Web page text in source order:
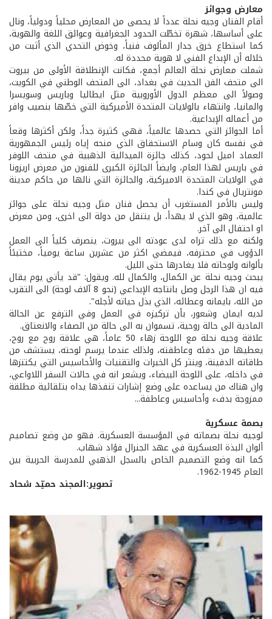
معارض وجوائز
أقام الفنان وجيه نحلة عدداً لا يحصى من المعارض محلياً ودولياً، ونال
على أساسها، شهرة تخطّت الحدود الجغرافية وعوائق اللغة والهوية،
كما استطاع خرق جدار المألوف فنياً، وخوض التحدي الذي أثبت من
خلاله أن الإبداع الفني لا هوية محددة له.
شملت معارض نحلة العالم أجمع، فكانت الإنطلاقة الأولى من بيروت
الى متحف الفن الحديث في بغداد، الى المتحف الوطني في الكويت،
وصولاً الى معظم الدول الأوروبية مثل ايطاليا وباريس وسويسرا
والمانيا، وانتهاء بالولايات المتحدة الأميركية التي خصّها بنصيب وافر
من أعماله الإبداعية.
أما الجوائز التي حصدها عالمياً، فهي كثيرة جداً، ولكن أكثرها وقعاً
في نفسه كان وسام الاستحقاق الذي منحه إياه رئيس الجمهورية
العماد اميل لحود، كذلك جائزة الميدالية الذهبية في متحف اللوفر
في باريس لهذا العام، وايضاً الجائزة الكبرى للفنون من معرض اريزونا
في الولايات المتحدة الاميركية، والجائزة التي نالها من حاكم مدينة
مونتريال في كندا.
وليس بالأمر المستغرب أن يحصل فنان مثل وجيه نحلة على جوائز
عالمية، وهو الذي لا يهدأ، بل يتنقل من دولة الى اخرى، ومن معرض
او احتفال الى آخر.
ولكنه مع ذلك تراه لدى عودته الى بيروت، ينصرف كلياً الى العمل
الدؤوب في محترفه، فيمضي اكثر من عشرين ساعة يومياً، مختبئاً
بألوانه ولوحاته فلا يغادرها حتى الليل.
يبحث وجيه نحلة عن الكمال، والكمال لله. ويقول: "قد يأتي يوم يقال
فيه ان هذا الرجل وصل بانتاجه الإبداعي (نحو 8 آلاف لوحة) الى التقرب
من الله، بايمانه وعطائه، الذي بذل حياته لأجله".
لديه ايمان وشعور، بأن تركيزه في العمل وفي الترفع عن الحالة
المادية الى حالة روحية، تسموان به الى حالة من الصفاء والانعتاق.
علاقة وجيه نحلة مع اللوحة زهاء 50 عاماً، هي علاقة روح مع روح،
يعطيها من دفئه وعاطفته، ولذلك عندما يرسم لوحته، يستشف من
طاقاته الدفينة، وينثر كل الخبرات والتقنيات والأحاسيس التي يكتنزها
في داخله، على اللوحة البيضاء، ويشعر انه في حالات السفر اللاواعي،
وان هناك من يساعده على وضع إشارات تنفذها يداه بتلقائية مطلقة
ممزوجة بدفء وأحاسيس وعاطفة...
بصمة عسكرية
لوجيه نحلة بصماته في المؤسسة العسكرية. فهو من وضع تصاميم
ألوان البذة العسكرية في عهد الجنرال فؤاد شهاب.
كما انه وضع التصميم الخاص بالسجل الذهبي للمدرسة الحربية بين
العام 1945-1962.
تصوير:المجند حميّد شحاد